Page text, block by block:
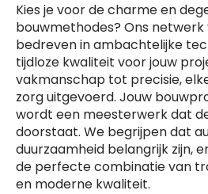
Kies je voor de charme en
bouwmethodes? Ons netwerk
bedreven in ambachtelijke
tijdloze kwaliteit voor jouw
vakmanschap tot precisie,
zorg uitgevoerd. Jouw
wordt een meesterwerk dat
doorstaat. We begrijpen dat
duurzaamheid belangrijk zijn,
de perfecte combinatie van
en moderne kwaliteit.